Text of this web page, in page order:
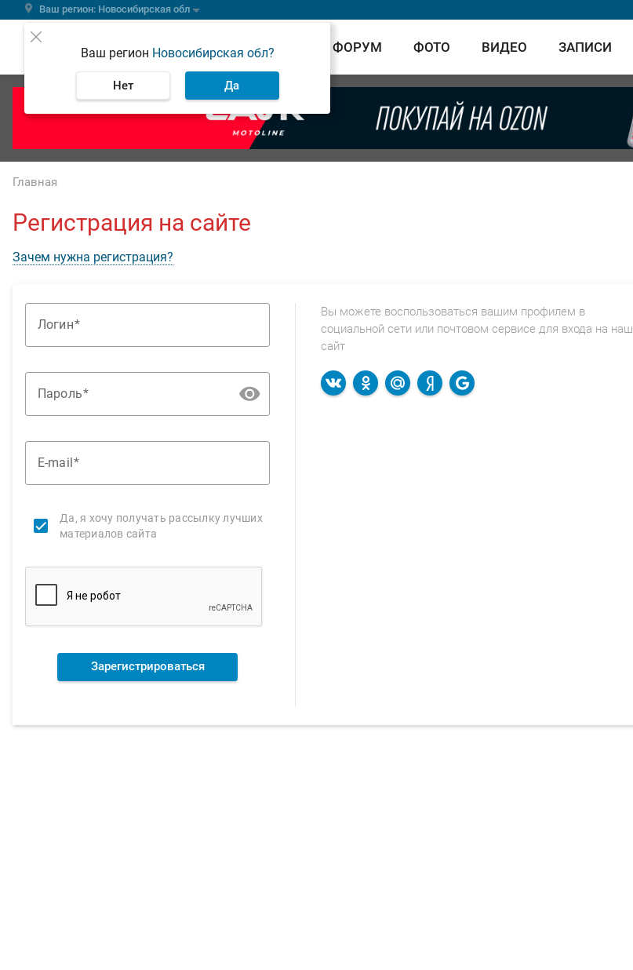
Ваш регион: Новосибирская обл
Ваш регион Новосибирская обл?
Нет Да
ВЕСТИ ФОРУМ ФОТО ВИДЕО ЗАПИСИ
Главная
Регистрация на сайте
Зачем нужна регистрация?
Логин
Пароль
E-mail
Да, я хочу получать рассылку лучших
материалов сайта
Зарегистрироваться
Вы можете воспользоваться вашим профилем в
социальной сети или почтовом сервисе для входа на наш
сайт